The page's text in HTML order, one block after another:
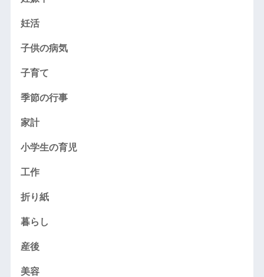
妊活
子供の病気
子育て
季節の行事
家計
小学生の育児
工作
折り紙
暮らし
産後
美容